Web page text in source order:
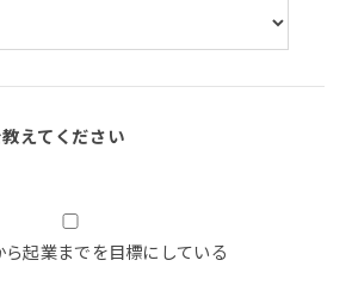
えてください
ら起業までを目標にしている